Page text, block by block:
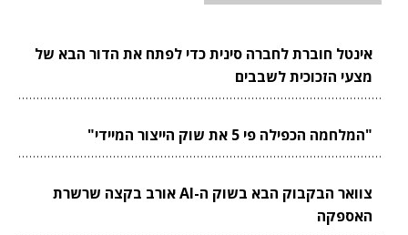
אינטל חוברת לחברה סינית כדי לפתח את הדור הבא של
מצעי הזכוכית לשבבים
"המלחמה הכפילה פי 5 את שוק הייצור המיידי"
צוואר הבקבוק הבא בשוק ה-AI אורב בקצה שרשרת
האספקה